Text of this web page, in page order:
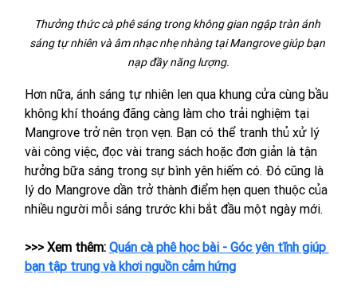
Thưởng thức cà phê sáng trong không gian ngập tràn ánh
sáng tự nhiên và âm nhạc nhẹ nhàng tại Mangrove giúp bạn
nạp đầy năng lượng.
Hơn nữa, ánh sáng tự nhiên len qua khung cửa cùng bầu
không khí thoáng đãng càng làm cho trải nghiệm tại
Mangrove trở nên trọn vẹn. Bạn có thể tranh thủ xử lý
vài công việc, đọc vài trang sách hoặc đơn giản là tận
hưởng bữa sáng trong sự bình yên hiếm có. Đó cũng là
lý do Mangrove dần trở thành điểm hẹn quen thuộc của
nhiều người mỗi sáng trước khi bắt đầu một ngày mới.
>>> Xem thêm: Quán cà phê học bài - Góc yên tĩnh giúp
bạn tập trung và khơi nguồn cảm hứng